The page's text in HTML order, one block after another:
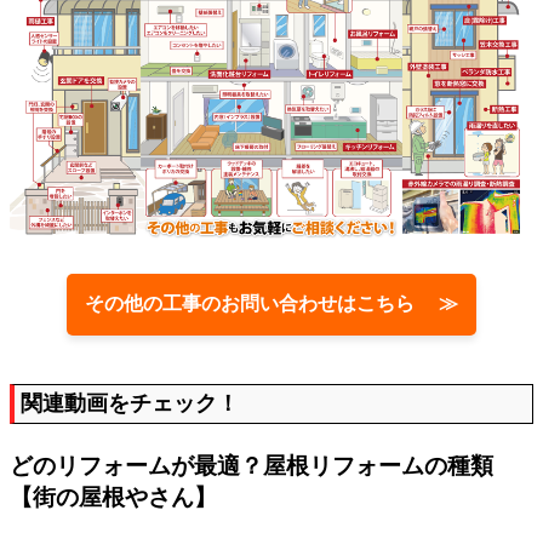
その他の工事のお問い合わせはこちら ≫
関連動画をチェック！
どのリフォームが最適？屋根リフォームの種類
【街の屋根やさん】